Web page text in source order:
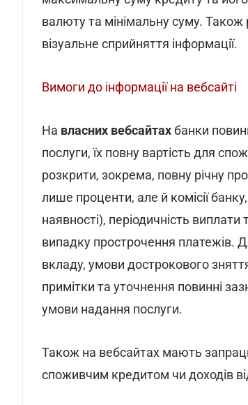
валюту та мінімальну суму.
візуальне сприйняття інформації.
Вимоги до інформації на вебсайті
На власних вебсайтахбанки
послуги, їх повну вартість для
розкрити, зокрема, повну річну
лише проценти, але й комісії
наявності), періодичність
випадку прострочення платежів.
вкладу, умови дострокового
примітки та уточнення повинні
умови надання послуги.
Також на вебсайтах мають
споживчим кредитом чи доходів